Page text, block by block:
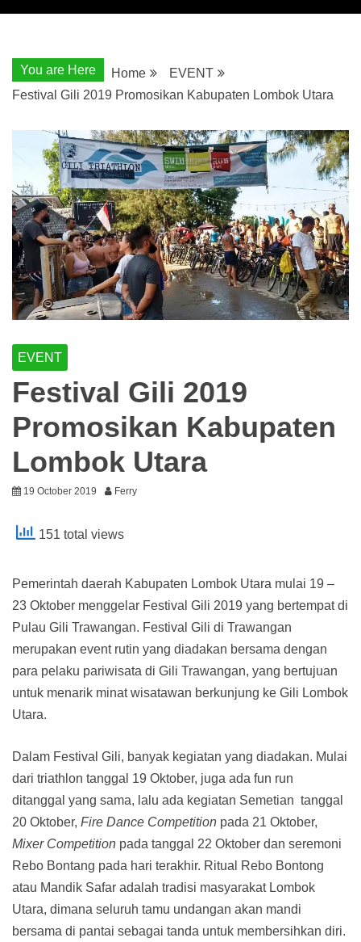
You are Here Home
EVENT
Festival Gili 2019 Promosikan Kabupaten Lombok Utara
EVENT
Festival Gili 2019
Promosikan Kabupaten
Lombok Utara
19 October 2019 Ferry
151 total views
Pemerintah daerah Kabupaten Lombok Utara mulai 19 –
23 Oktober menggelar Festival Gili 2019 yang bertempat di
Pulau Gili Trawangan. Festival Gili di Trawangan
merupakan event rutin yang diadakan bersama dengan
para pelaku pariwisata di Gili Trawangan, yang bertujuan
untuk menarik minat wisatawan berkunjung ke Gili Lombok
Utara.
Dalam Festival Gili, banyak kegiatan yang diadakan. Mulai
dari triathlon tanggal 19 Oktober, juga ada fun run
ditanggal yang sama, lalu ada kegiatan Semetian tanggal
20 Oktober, Fire Dance Competition pada 21 Oktober,
Mixer Competition pada tanggal 22 Oktober dan seremoni
Rebo Bontang pada hari terakhir. Ritual Rebo Bontong
atau Mandik Safar adalah tradisi masyarakat Lombok
Utara, dimana seluruh tamu undangan akan mandi
bersama di pantai sebagai tanda untuk membersihkan diri.